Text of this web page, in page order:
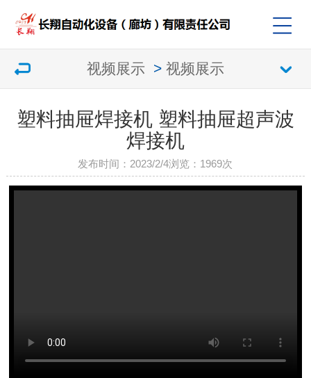
视频展示 > 视频展示
塑料抽屉焊接机 塑料抽屉超声波
焊接机
发布时间：2023/2/4浏览： 1969次